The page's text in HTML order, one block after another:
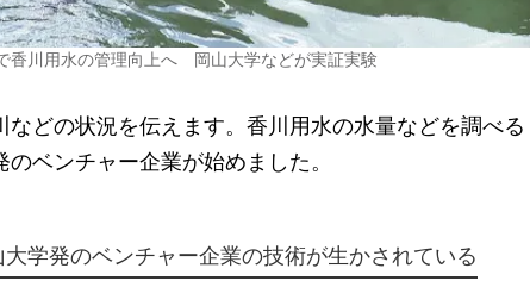
香川用水の管理向上へ 岡山大学などが実証実験
どの状況を伝えます。香川用水の水量などを調べる
ベンチャー企業が始めました。
大学発のベンチャー企業の技術が生かされている